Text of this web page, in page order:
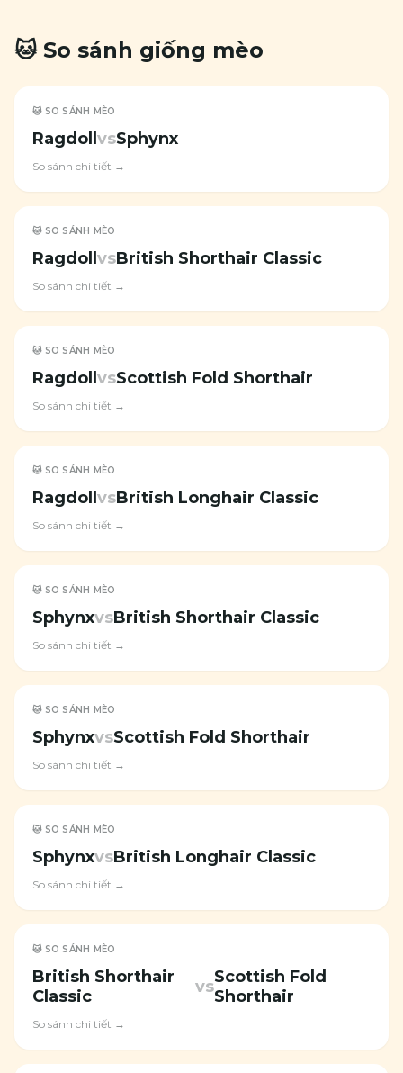
🐱 So sánh giống mèo
🐱 SO SÁNH MÈO
Ragdoll vsSphynx
So sánh chi tiết →
🐱 SO SÁNH MÈO
Ragdoll vsBritish Shorthair Classic
So sánh chi tiết →
🐱 SO SÁNH MÈO
Ragdoll vsScottish Fold Shorthair
So sánh chi tiết →
🐱 SO SÁNH MÈO
Ragdoll vsBritish Longhair Classic
So sánh chi tiết →
🐱 SO SÁNH MÈO
SphynxvsBritish Shorthair Classic
So sánh chi tiết →
🐱 SO SÁNH MÈO
SphynxvsScottish Fold Shorthair
So sánh chi tiết →
🐱 SO SÁNH MÈO
SphynxvsBritish Longhair Classic
So sánh chi tiết →
🐱 SO SÁNH MÈO
British Shorthair
Classic
vsScottish Fold
Shorthair
So sánh chi tiết →